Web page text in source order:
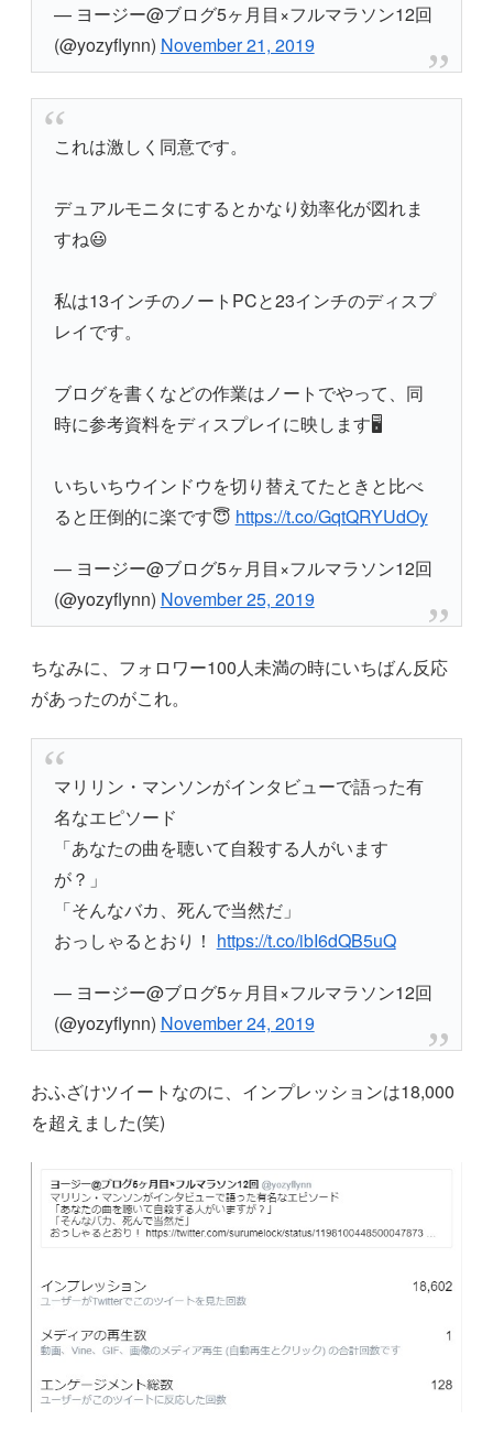
— ヨージー@ブログ5ヶ月目×フルマラソン12回
(@yozyflynn) November 21, 2019
これは激しく同意です。
デュアルモニタにするとかなり効率化が図れま
すね😃
私は13インチのノートPCと23インチのディスプ
レイです。
ブログを書くなどの作業はノートでやって、同
時に参考資料をディスプレイに映します🖥️
いちいちウインドウを切り替えてたときと比べ
ると圧倒的に楽です😇 https://t.co/GqtQRYUdOy
— ヨージー@ブログ5ヶ月目×フルマラソン12回
(@yozyflynn) November 25, 2019
ちなみに、フォロワー100人未満の時にいちばん反応
があったのがこれ。
マリリン・マンソンがインタビューで語った有
名なエピソード
「あなたの曲を聴いて自殺する人がいます
が？」
「そんなバカ、死んで当然だ」
おっしゃるとおり！ https://t.co/ibI6dQB5uQ
— ヨージー@ブログ5ヶ月目×フルマラソン12回
(@yozyflynn) November 24, 2019
おふざけツイートなのに、インプレッションは18,000
を超えました(笑)